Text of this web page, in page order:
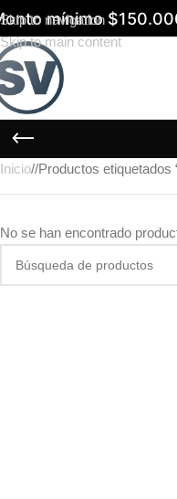
Skip to navigation
Skip to main content
mínimo
Inicio/ Productos etiquetados
No se han encontrado